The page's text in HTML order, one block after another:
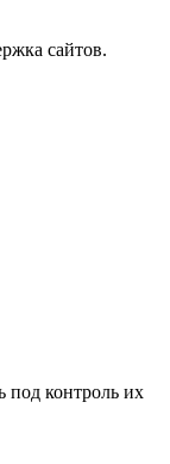
сайтов.
под контроль их